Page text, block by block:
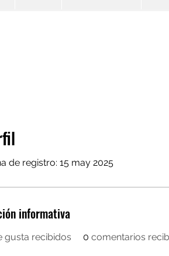
de registro: 15 may 2025
informativa
gusta recibidos 0 comentarios